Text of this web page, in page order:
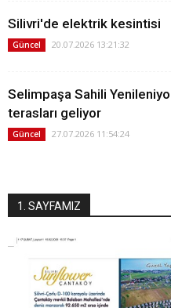
Silivri'de elektrik kesintisi
Güncel 20.07.2026 13:21:32
Selimpaşa Sahili
terasları geliyor
Güncel 27.07.2026 11:54:24
1. SAYFAMIZ